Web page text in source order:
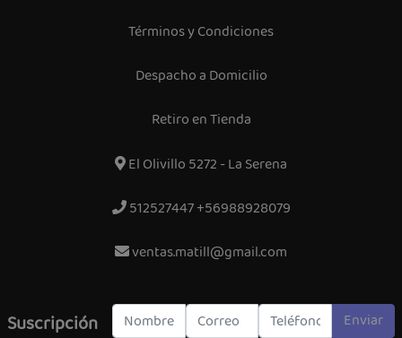
Términos y Condiciones
Despacho a Domicilio
Retiro en Tienda
El Olivillo 5272 - La Serena
512527447 +56988928079
ventas.matill@gmail.com
Suscripción Enviar